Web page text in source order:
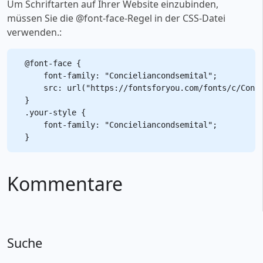
Um Schriftarten auf Ihrer Website einzubinden,
müssen Sie die @font-face-Regel in der CSS-Datei
verwenden.:
@font-face {
    font-family: "Concieliancondsemital";
src: url("https://fontsforyou.com/fonts/c/
}
.your-style {
    font-family: "Concieliancondsemital";
Kommentare
Suche